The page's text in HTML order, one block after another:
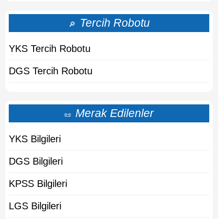
🔎 Tercih Robotu
YKS Tercih Robotu
DGS Tercih Robotu
📜 Merak Edilenler
YKS Bilgileri
DGS Bilgileri
KPSS Bilgileri
LGS Bilgileri